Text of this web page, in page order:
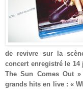
de revivre sur la
concert enregistré le
The Sun Comes Out
grands hits en live : «